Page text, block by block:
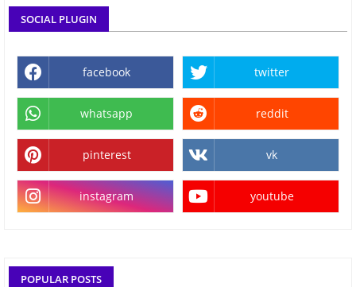
SOCIAL PLUGIN
facebook twitter
whatsapp reddit
pinterest vk
instagram youtube
POPULAR POSTS